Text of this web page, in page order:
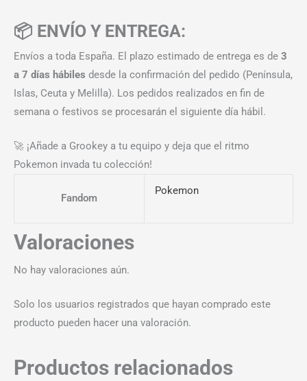
📦 ENVÍO Y ENTREGA:
Envíos a toda España. El plazo estimado de entrega es de 3
a 7 días hábiles desde la confirmación del pedido (Península,
Islas, Ceuta y Melilla). Los pedidos realizados en fin de
semana o festivos se procesarán el siguiente día hábil.
🚀 ¡Añade a Grookey a tu equipo y deja que el ritmo
Pokemon invada tu colección!
Fandom
Pokemon
Valoraciones
No hay valoraciones aún.
Solo los usuarios registrados que hayan comprado este
producto pueden hacer una valoración.
Productos relacionados